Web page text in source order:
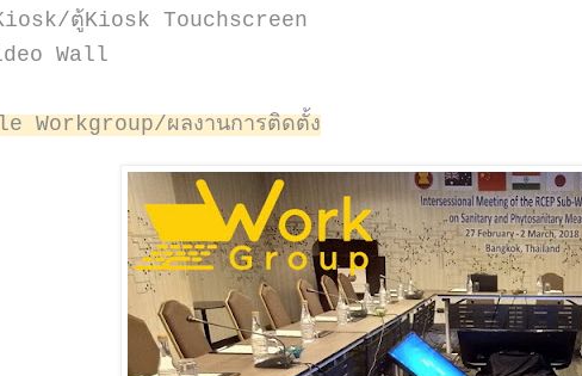
ตู้Kiosk Touchscreen
Wall
Workgroup/ผลงานการติดตั้ง